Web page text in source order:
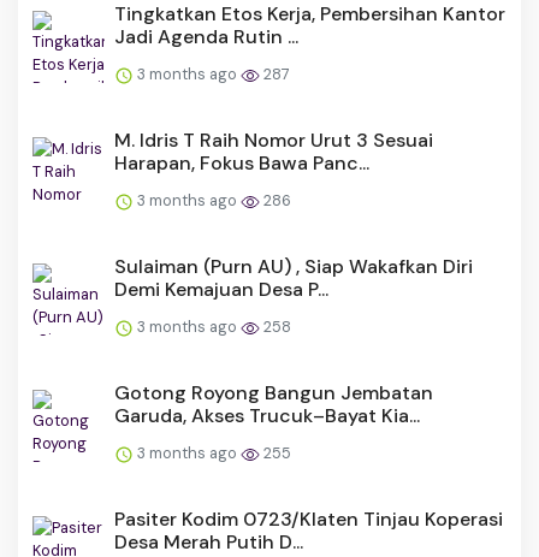
Tingkatkan Etos Kerja, Pembersihan Kantor
Jadi Agenda Rutin ...
3 months ago 287
M. Idris T Raih Nomor Urut 3 Sesuai
Harapan, Fokus Bawa Panc...
3 months ago 286
Sulaiman (Purn AU) , Siap Wakafkan Diri
Demi Kemajuan Desa P...
3 months ago 258
Gotong Royong Bangun Jembatan
Garuda, Akses Trucuk–Bayat Kia...
3 months ago 255
Pasiter Kodim 0723/Klaten Tinjau Koperasi
Desa Merah Putih D...